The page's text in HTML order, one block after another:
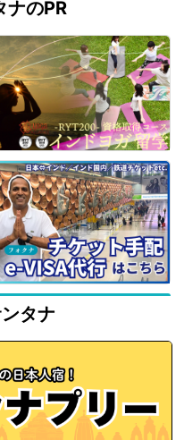
ナのPR
タナ